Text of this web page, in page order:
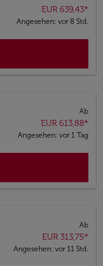
EUR 639,43*
Angesehen: vor 8 Std.
Ab
EUR 613,88*
Angesehen: vor 1 Tag
Ab
EUR 313,75*
Angesehen: vor 11 Std.